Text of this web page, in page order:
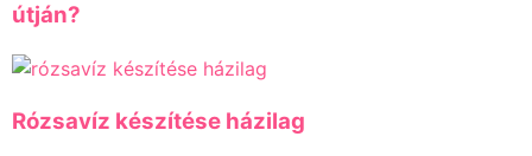
útján?
Rózsavíz készítése házilag